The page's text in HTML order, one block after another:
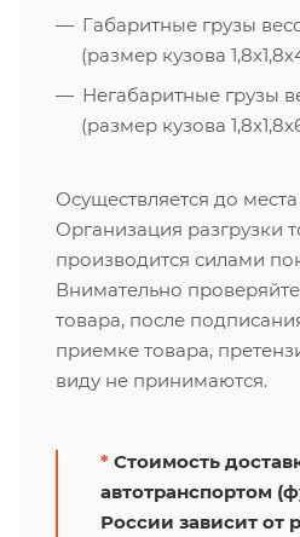
Габаритные грузы
(размер кузова
Негабаритные грузы
(размер кузова
Осуществляется до места
Организация разгрузки
производится силами
Внимательно
товара, после
приемке товара,
виду не принимаются.
* Стоимость
автотранспортом
России зависит от